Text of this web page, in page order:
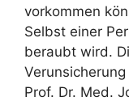
vorkommen
Selbst einer
beraubt wird.
Prof. Dr. Med.